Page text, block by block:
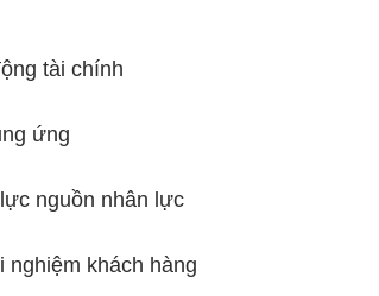
tài chính
ứng
nguồn nhân lực
nghiệm khách hàng